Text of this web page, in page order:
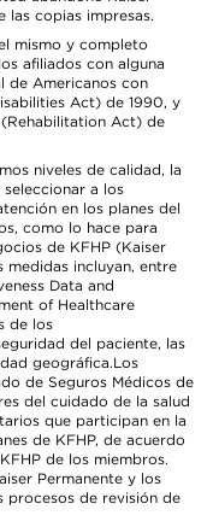
las copias impresas.
mismo y completo
afiliados con alguna
de Americanos con
Act) de 1990, y
Act) de
niveles de calidad, la
a los
en los planes del
como lo hace para
de KFHP (Kaiser
medidas incluyan, entre
Data and
of Healthcare
de los
del paciente, las
geográfica.Los
de Seguros Médicos de
del cuidado de la salud
que participan en la
de KFHP, de acuerdo
de los miembros.
Permanente y los
procesos de revisión de